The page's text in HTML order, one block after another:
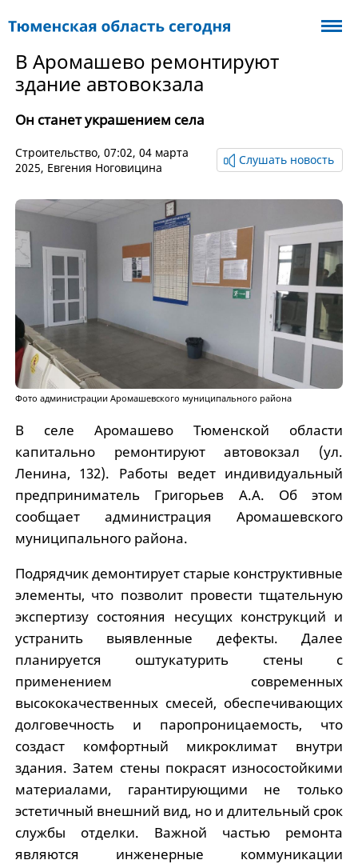
В Аромашево ремонтируют
здание автовокзала
Он станет украшением села
Cтроительство, 07:02, 04 марта
2025, Евгения Ноговицина
Слушать новость
Фото администрации Аромашевского муниципального района
В селе Аромашево Тюменской области
капитально ремонтируют автовокзал (ул.
Ленина, 132). Работы ведет индивидуальный
предприниматель Григорьев А.А. Об этом
сообщает администрация Аромашевского
муниципального района.
Подрядчик демонтирует старые конструктивные
элементы, что позволит провести тщательную
экспертизу состояния несущих конструкций и
устранить выявленные дефекты. Далее
планируется оштукатурить стены с
применением современных
высококачественных смесей, обеспечивающих
долговечность и паропроницаемость, что
создаст комфортный микроклимат внутри
здания. Затем стены покрасят износостойкими
материалами, гарантирующими не только
эстетичный внешний вид, но и длительный срок
службы отделки. Важной частью ремонта
являются инженерные коммуникации